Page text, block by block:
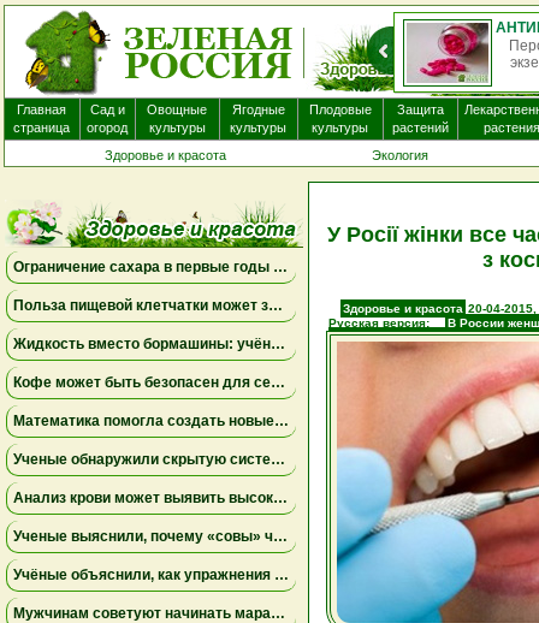
Главная
страница
Сад и
огород
Овощные
культуры
Ягодные
культуры
Плодовые
культуры
Защита
растений
растения
Здоровье и красота
Экология
Ограничение сахара в первые годы жизни может снизить риск болезни Альцгеймера
Польза пищевой клетчатки может зависеть от конкретных бактерий в кишечнике
Жидкость вместо бормашины: учёные подтвердили эффективность нового метода лечения детского кариеса
Кофе может быть безопасен для сердца, а энергетики — повышать риск аритмии
Математика помогла создать новые биомаркеры для прогнозирования рака молочной железы
Ученые обнаружили скрытую систему очистки в задней части глаза
Анализ крови может выявить высокий риск болезни Альцгеймера за десять лет до появления симптомов
Ученые выяснили, почему «совы» чаще набирают жир в области живота
Учёные объяснили, как упражнения замедляют старение мышц
Мужчинам советуют начинать марафон медленнее
У Росії жінки все
з
Здоровье и красота 20-04-
Русская версия:
В России
косметическим причинам